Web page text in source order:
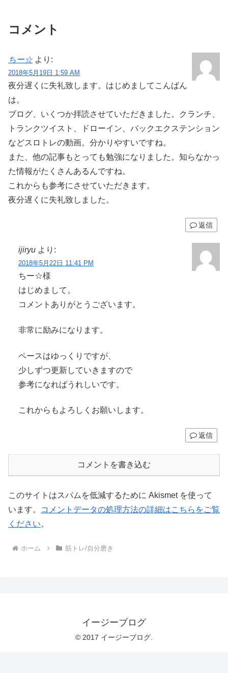
コメント
ちー☆ より:
2018年5月19日 1:59 AM
夜分遅くに失礼致します。はじめましてこんばん
は。
ブログ、いくつか拝読させていただきました。クランチ、
トランクツイスト、ドローイン、バックエクステンション
などスロトレの動画。分かりやすいですね。
また、他の記事もとっても勉強になりました。知らなかっ
た情報がたくさんあるんですね。
これからも参考にさせていただきます。
夜分遅くに失礼致しました。
返信
ijiryu より:
2018年5月22日 11:41 PM
ちー☆様
はじめまして。
コメントありがとうございます。
非常に励みになります。
ペースはゆっくりですが、
少しずつ更新していきますので
参考になればうれしいです。
これからもよろしくお願いします。
返信
コメントを書き込む
このサイトはスパムを低減するために Akismet を使って
います。
コメントデータの処理方法の詳細はこちらをご覧
ください。
ホーム 筋トレ/自分磨き
イージーブログ
© 2017 イージーブログ.